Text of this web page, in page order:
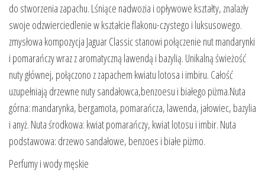
do stworzenia zapachu. Lśniące nadwozia i opływowe kształty, znalazły
swoje odzwierciedlenie w kształcie flakonu-czystego i luksusowego.
zmysłowa kompozycja Jaguar Classic stanowi połączenie nut mandarynki
i pomarańczy wraz z aromatyczną lawendą i bazylią. Unikalną świeżość
nuty głównej, połączono z zapachem kwiatu lotosa i imbiru. Całość
uzupełniają drzewne nuty sandałowca,benzoesu i białego piżma.Nuta
górna: mandarynka, bergamota, pomarańcza, lawenda, jałowiec, bazylia
i anyż. Nuta środkowa: kwiat pomarańczy, kwiat lotosu i imbir. Nuta
podstawowa: drzewo sandałowe, benzoes i białe piżmo.
Perfumy i wody męskie